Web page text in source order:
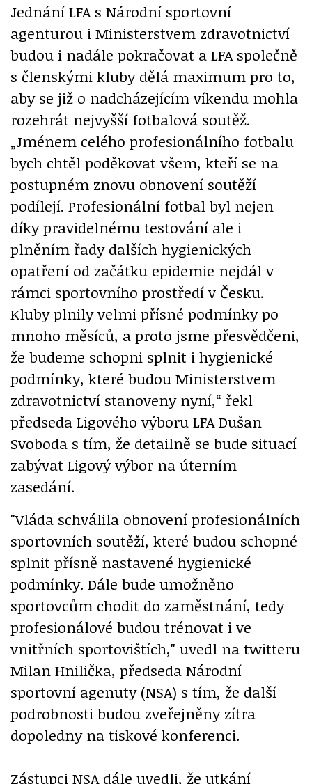
Jednání LFA s Národní sportovní
agenturou i Ministerstvem zdravotnictví
budou i nadále pokračovat a LFA společně
s členskými kluby dělá maximum pro to,
aby se již o nadcházejícím víkendu mohla
rozehrát nejvyšší fotbalová soutěž.
„Jménem celého profesionálního fotbalu
bych chtěl poděkovat všem, kteří se na
postupném znovu obnovení soutěží
podílejí. Profesionální fotbal byl nejen
díky pravidelnému testování ale i
plněním řady dalších hygienických
opatření od začátku epidemie nejdál v
rámci sportovního prostředí v Česku.
Kluby plnily velmi přísné podmínky po
mnoho měsíců, a proto jsme přesvědčeni,
že budeme schopni splnit i hygienické
podmínky, které budou Ministerstvem
zdravotnictví stanoveny nyní,“ řekl
předseda Ligového výboru LFA Dušan
Svoboda s tím, že detailně se bude situací
zabývat Ligový výbor na úterním
zasedání.
"Vláda schválila obnovení profesionálních
sportovních soutěží, které budou schopné
splnit přísně nastavené hygienické
podmínky. Dále bude umožněno
sportovcům chodit do zaměstnání, tedy
profesionálové budou trénovat i ve
vnitřních sportovištích," uvedl na twitteru
Milan Hnilička, předseda Národní
sportovní agenuty (NSA) s tím, že další
podrobnosti budou zveřejněny zítra
dopoledny na tiskové konferenci.
Zástupci NSA dále uvedli, že utkání